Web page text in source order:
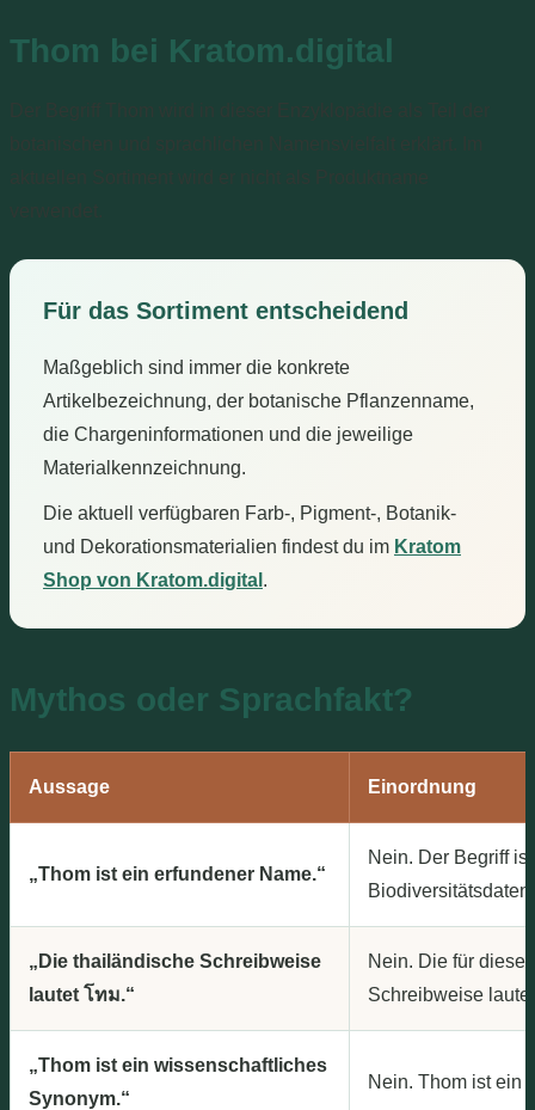
Thom bei Kratom.digital
Für das Sortiment entscheidend
Maßgeblich sind immer die konkrete
Artikelbezeichnung, der botanische Pflanzenname,
die Chargeninformationen und die jeweilige
Materialkennzeichnung.
Die aktuell verfügbaren Farb-, Pigment-, Botanik-
und Dekorationsmaterialien findest du im Kratom
Shop von Kratom.digital .
Mythos oder Sprachfakt?
Aussage Einordnung
„Thom ist ein erfundener Name.“
Nein. Der Begriff
„Die thailändische Schreibweise
lautet โทม.“
Nein. Die für
Schreibweise
„Thom ist ein wissenschaftliches
Synonym.“
Nein. Thom ist ein